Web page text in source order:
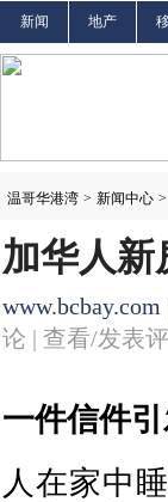
新闻 地产
温哥华港湾 > 新闻中心 >
加华人新
www.bcbay.com
论 | 查看/发表
一件信件
人在家中